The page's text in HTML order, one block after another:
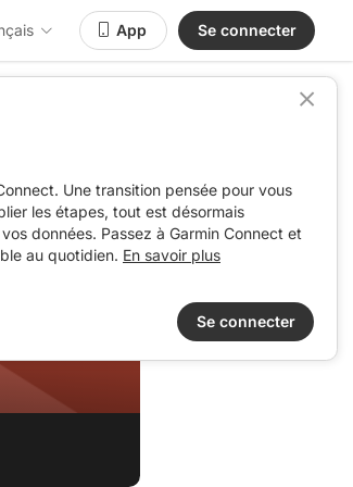
App Se connecter
Une transition pensée pour vous
les étapes, tout est désormais
données. Passez à Garmin Connect et
au quotidien. En savoir plus
Se connecter